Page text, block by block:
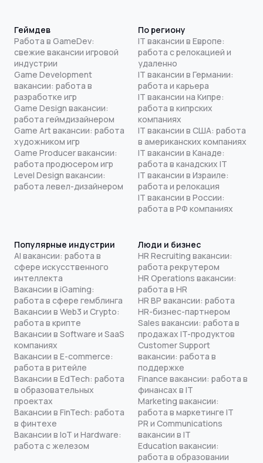
Геймдев
Работа в GameDev:
свежие вакансии игровой
индустрии
Game Development
вакансии: работа в
разработке игр
Game Design вакансии:
работа геймдизайнером
Game Art вакансии: работа
художником игр
Game Producer вакансии:
работа продюсером игр
Level Design вакансии:
работа левел-дизайнером
По региону
IT вакансии в Европе:
работа с релокацией и
удаленно
IT вакансии в Германии:
работа и карьера
IT вакансии на Кипре:
работа в кипрских
компаниях
IT вакансии в США: работа
в американских компаниях
IT вакансии в Канаде:
работа в канадских IT
IT вакансии в Израиле:
работа и релокация
IT вакансии в России:
работа в РФ компаниях
Популярные индустрии
AI вакансии: работа в
сфере искусственного
интеллекта
Вакансии в iGaming:
работа в сфере гемблинга
Вакансии в Web3 и Crypto:
работа в крипте
Вакансии в Software и SaaS
компаниях
Вакансии в E-commerce:
работа в ритейле
Вакансии в EdTech: работа
в образовательных
проектах
Вакансии в FinTech: работа
в финтехе
Вакансии в IoT и Hardware:
работа с железом
Люди и бизнес
HR Recruiting вакансии:
работа рекрутером
HR Operations вакансии:
работа в HR
HR BP вакансии: работа
HR-бизнес-партнером
Sales вакансии: работа в
продажах IT-продуктов
Customer Support
вакансии: работа в
поддержке
Finance вакансии: работа в
финансах в IT
Marketing вакансии:
работа в маркетинге IT
PR и Communications
вакансии в IT
Education вакансии:
работа в образовании